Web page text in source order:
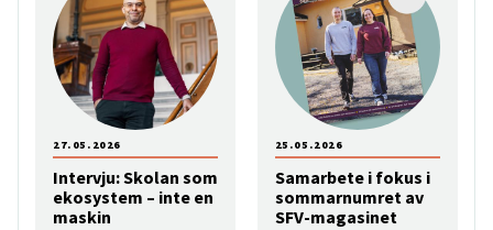
Intervju: Skolan som
ekosystem – inte en
maskin
27.05.2026
Samarbete i fokus i
sommarnumret av
SFV-magasinet
25.05.2026